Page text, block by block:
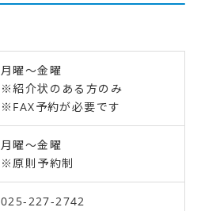
月曜～金曜
※紹介状のある方のみ
※FAX予約が必要です
月曜～金曜
※原則予約制
025-227-2742